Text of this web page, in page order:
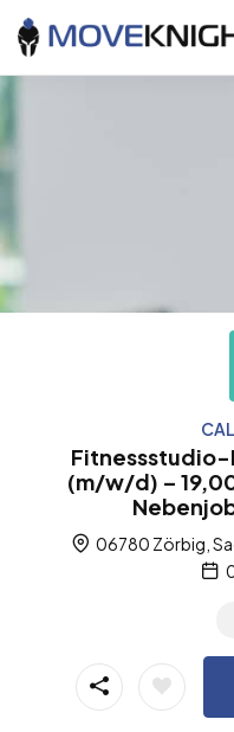
(m/w/d) –
06780 Zörbig,